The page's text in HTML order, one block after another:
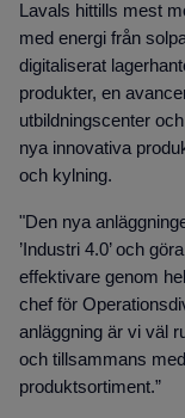
Lavals hittills mest
med energi från
digitaliserat
produkter, en
utbildningscenter
nya innovativa
och kylning.
"Den nya
’Industri 4.0’ och
effektivare genom
chef för
anläggning är vi väl
och tillsammans
produktsortiment.”